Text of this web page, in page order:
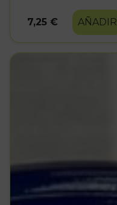
7,25 € AÑADIR